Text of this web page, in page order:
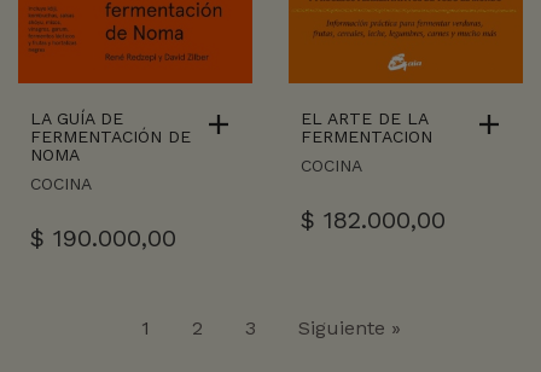
LA GUÍA DE
FERMENTACIÓN DE
NOMA
COCINA
$ 190.000,00
EL ARTE DE LA
FERMENTACION
COCINA
$ 182.000,00
1 2 3 Siguiente »